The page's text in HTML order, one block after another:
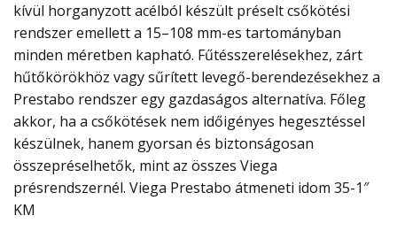
kívül horganyzott acélból készült préselt csőkötési
rendszer emellett a 15–108 mm-es tartományban
minden méretben kapható. Fűtésszerelésekhez, zárt
hűtőkörökhöz vagy sűrített levegő-berendezésekhez a
Prestabo rendszer egy gazdaságos alternatíva. Főleg
akkor, ha a csőkötések nem időigényes hegesztéssel
készülnek, hanem gyorsan és biztonságosan
összepréselhetők, mint az összes Viega
présrendszernél. Viega Prestabo átmeneti idom 35-1″
KM